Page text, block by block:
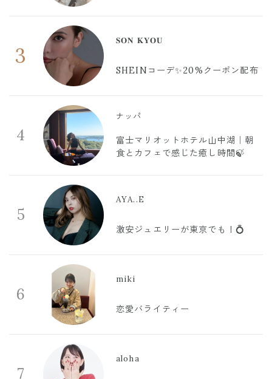
3
𝐒𝐎𝐍 𝐊𝐘𝐎𝐔
SHEINコーデ✨20%クーポン配布
4
ナッパ
富士マリオットホテル山中湖｜朝
食とカフェで感じた癒し時間🍃
5
AYA..E
激安ジュエリーが東京でも！💍
6
miki
恋愛バライティー
7
aloha